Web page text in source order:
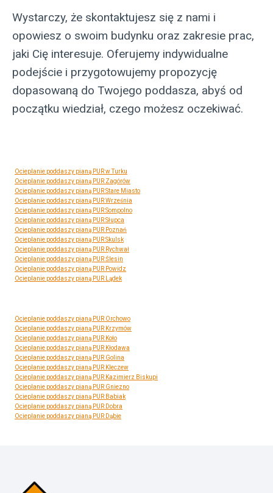
Wystarczy, że skontaktujesz się z nami i
opowiesz o swoim budynku oraz zakresie prac,
jaki Cię interesuje. Oferujemy indywidualne
podejście i przygotowujemy propozycję
dopasowaną do Twojego poddasza, abyś od
początku wiedział, czego możesz oczekiwać.
Ocieplanie poddaszy pianą PUR w Turku
Ocieplanie poddaszy pianą PUR Zagórów
Ocieplanie poddaszy pianą PUR Stare Miasto
Ocieplanie poddaszy pianą PUR Września
Ocieplanie poddaszy pianą PUR Sompolno
Ocieplanie poddaszy pianą PUR Słupca
Ocieplanie poddaszy pianą PUR Poznań
Ocieplanie poddaszy pianą PUR Skulsk
Ocieplanie poddaszy pianą PUR Rychwał
Ocieplanie poddaszy pianą PUR Ślesin
Ocieplanie poddaszy pianą PUR Powidz
Ocieplanie poddaszy pianą PUR Lądek
Ocieplanie poddaszy pianą PUR Orchowo
Ocieplanie poddaszy pianą PUR Krzymów
Ocieplanie poddaszy pianą PUR Koło
Ocieplanie poddaszy pianą PUR Kłodawa
Ocieplanie poddaszy pianą PUR Golina
Ocieplanie poddaszy pianą PUR Kleczew
Ocieplanie poddaszy pianą PUR Kazimierz Biskupi
Ocieplanie poddaszy pianą PUR Gniezno
Ocieplanie poddaszy pianą PUR Babiak
Ocieplanie poddaszy pianą PUR Dobra
Ocieplanie poddaszy pianą PUR Dąbie